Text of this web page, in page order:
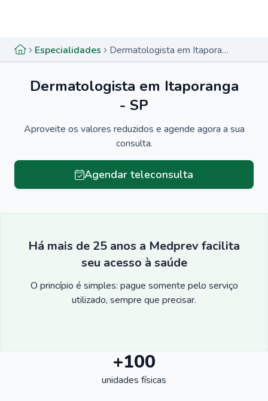
Especialidades Dermatologista em Itaporanga - SP
Dermatologista em Itaporanga
- SP
Aproveite os valores reduzidos e agende agora a sua
consulta.
Agendar teleconsulta
Há mais de 25 anos a Medprev facilita
seu acesso à saúde
O princípio é simples: pague somente pelo serviço
utilizado, sempre que precisar.
+100
unidades físicas